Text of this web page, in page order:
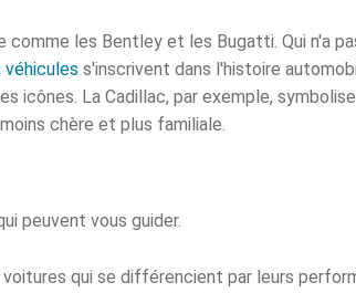
les Bentley et les Bugatti. Qui n'a
véhicules s'inscrivent dans l'histoire
icônes. La Cadillac, par exemple,
chère et plus familiale.
peuvent vous guider.
voitures qui se différencient par leurs